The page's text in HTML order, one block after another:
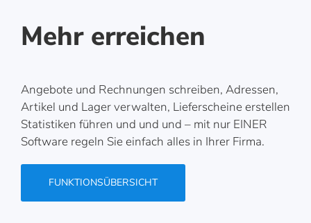
Mehr erreichen
Angebote und Rechnungen schreiben, Adressen,
Artikel und Lager verwalten, Lieferscheine erstellen
Statistiken führen und und und – mit nur EINER
Software regeln Sie einfach alles in Ihrer Firma.
FUNKTIONSÜBERSICHT